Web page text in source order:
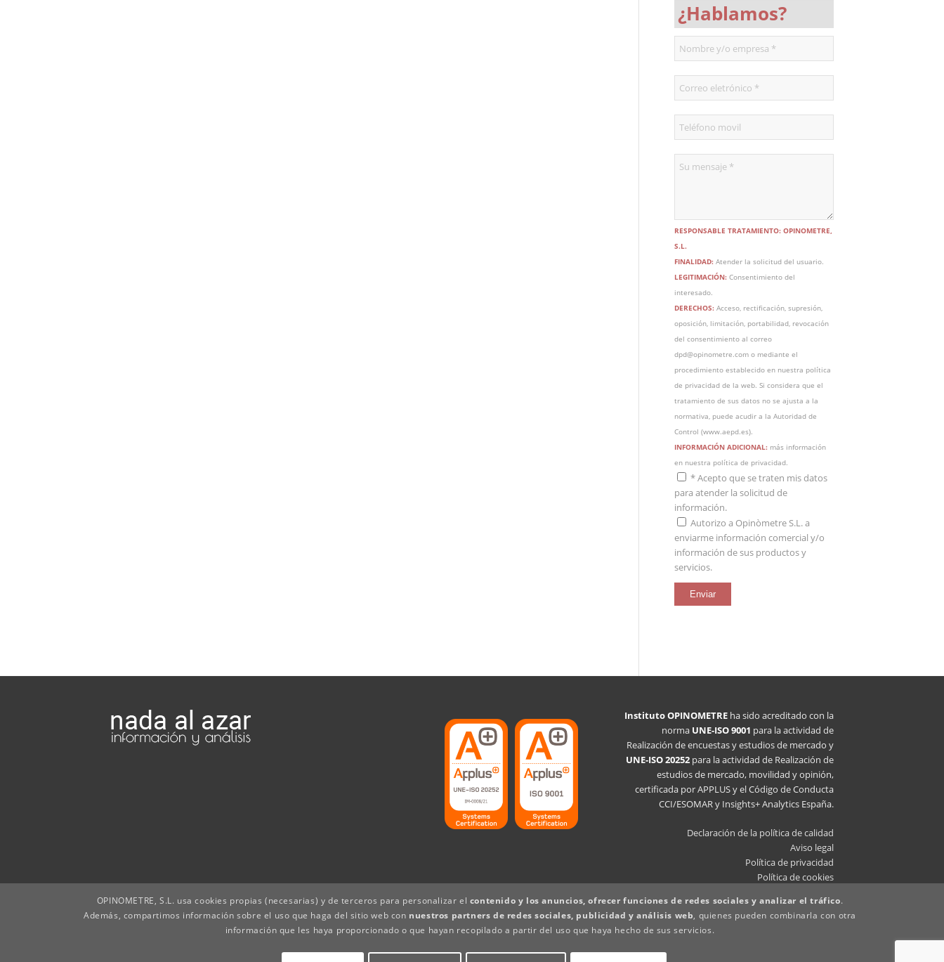
¿Hablamos?
RESPONSABLE TRATAMIENTO: OPINOMETRE,
S.L.
FINALIDAD: Atender la solicitud del usuario.
LEGITIMACIÓN: Consentimiento del
interesado.
DERECHOS: Acceso, rectificación, supresión,
oposición, limitación, portabilidad, revocación
del consentimiento al correo
dpd@opinometre.com o mediante el
procedimiento establecido en nuestra política
de privacidad de la web. Si considera que el
tratamiento de sus datos no se ajusta a la
normativa, puede acudir a la Autoridad de
Control (www.aepd.es).
INFORMACIÓN ADICIONAL: más información
en nuestra política de privacidad.
*Acepto que se traten mis datos
para atender la solicitud de
información.
Autorizo a Opinòmetre S.L. a
enviarme información comercial y/o
información de sus productos y
servicios.
Instituto OPINOMETREha sido acreditado con la
norma UNE-ISO 9001 para la actividad de
Realización de encuestas y estudios de mercado y
UNE-ISO 20252para la actividad de Realización de
estudios de mercado, movilidad y opinión,
certificada por APPLUS y el Código de Conducta
CCI/ESOMAR y Insights+ Analytics España.
Declaración de la política de calidad
Aviso legal
Política de privacidad
Política de cookies
Política de proveedores
OPINOMETRE, S.L. usa cookies propias (necesarias) y de terceros para personalizar el contenido y los anuncios, ofrecer funciones de redes sociales y analizar el tráfico.
Además, compartimos información sobre el uso que haga del sitio web con nuestros partners de redes sociales, publicidad y análisis web, quienes pueden combinarla con otra
información que les haya proporcionado o que hayan recopilado a partir del uso que haya hecho de sus servicios.